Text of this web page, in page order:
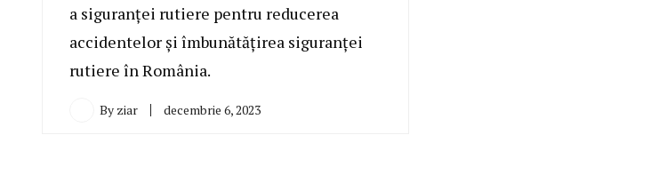
a siguranței rutiere pentru reducerea
accidentelor și îmbunătățirea siguranței
rutiere în România.
By ziar decembrie 6, 2023